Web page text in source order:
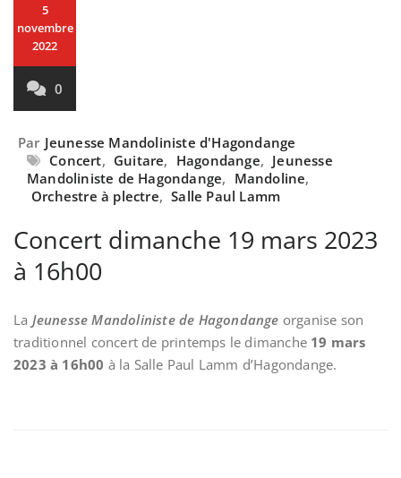
5
novembre
2022
0
Par Jeunesse Mandoliniste d'Hagondange
Concert, Guitare, Hagondange, Jeunesse
Mandoliniste de Hagondange, Mandoline,
Orchestre à plectre, Salle Paul Lamm
Concert dimanche 19 mars 2023
à 16h00
La Jeunesse Mandoliniste de Hagondange organise son
traditionnel concert de printemps le dimanche 19 mars
2023 à 16h00 à la Salle Paul Lamm d’Hagondange.